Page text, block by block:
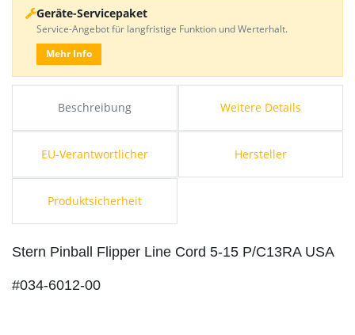
Beschreibung Weitere Details
EU-Verantwortlicher Hersteller
Produktsicherheit
Stern Pinball Flipper Line Cord 5-15 P/C13RA USA
#034-6012-00
Geräte-Servicepaket
Service-Angebot für langfristige Funktion und Werterhalt.
Mehr Info